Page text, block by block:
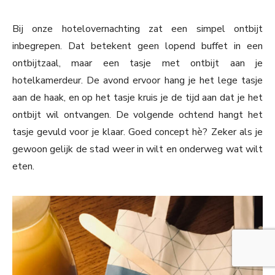
Bij onze hotelovernachting zat een simpel ontbijt
inbegrepen. Dat betekent geen lopend buffet in een
ontbijtzaal, maar een tasje met ontbijt aan je
hotelkamerdeur. De avond ervoor hang je het lege tasje
aan de haak, en op het tasje kruis je de tijd aan dat je het
ontbijt wil ontvangen. De volgende ochtend hangt het
tasje gevuld voor je klaar. Goed concept hè? Zeker als je
gewoon gelijk de stad weer in wilt en onderweg wat wilt
eten.